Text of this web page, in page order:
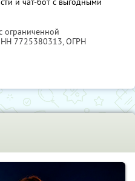
ограниченной
7725380313, ОГРН